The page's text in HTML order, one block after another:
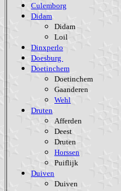
Culemborg
Didam
Didam
Loil
Dinxperlo
Doesburg
Doetinchem
Doetinchem
Gaanderen
Wehl
Druten
Afferden
Deest
Druten
Horssen
Puiflijk
Duiven
Duiven